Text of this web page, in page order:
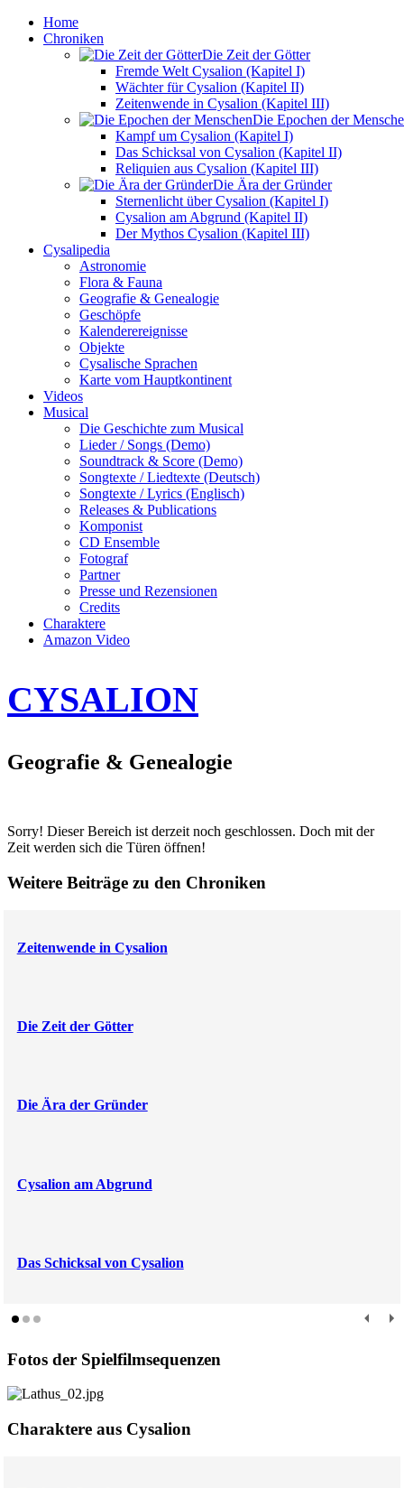
Home
Chroniken
Die Zeit der Götter
Fremde Welt Cysalion (Kapitel I)
Wächter für Cysalion (Kapitel II)
Zeitenwende in Cysalion (Kapitel III)
Die Epochen der
Kampf um Cysalion (Kapitel I)
Das Schicksal von Cysalion (Kapitel II)
Reliquien aus Cysalion (Kapitel III)
Die Ära der Gründer
Sternenlicht über Cysalion (Kapitel I)
Cysalion am Abgrund (Kapitel II)
Der Mythos Cysalion (Kapitel III)
Cysalipedia
Astronomie
Flora & Fauna
Geografie & Genealogie
Geschöpfe
Kalenderereignisse
Objekte
Cysalische Sprachen
Karte vom Hauptkontinent
Videos
Musical
Die Geschichte zum Musical
Lieder / Songs (Demo)
Soundtrack & Score (Demo)
Songtexte / Liedtexte (Deutsch)
Songtexte / Lyrics (Englisch)
Releases & Publications
Komponist
CD Ensemble
Fotograf
Partner
Presse und Rezensionen
Credits
Charaktere
Amazon Video
CYSALION
Geografie & Genealogie
Sorry! Dieser Bereich ist derzeit noch geschlossen. Doch mit der
Zeit werden sich die Türen öffnen!
Weitere Beiträge zu den Chroniken
Zeitenwende in Cysalion
Die Zeit der Götter
Die Ära der Gründer
Cysalion am Abgrund
Das Schicksal von Cysalion
Fotos der Spielfilmsequenzen
Charaktere aus Cysalion